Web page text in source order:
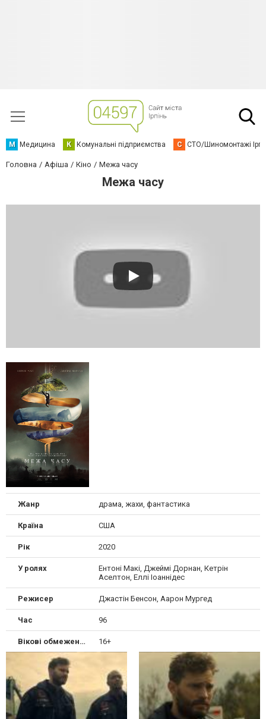
М Медицина К Комунальні підприємства С СТО/Шиномонтажі
Головна Афіша Кіно Межа часу
Межа часу
Жанр драма, жахи, фантастика
Країна США
Рік 2020
У ролях
Ентоні Макі, Джеймі Дорнан, Кетрін
Аселтон, Еллі Іоаннідес
Режисер Джастін Бенсон, Аарон Мургед
Час 96
Вікові обмеження 16+